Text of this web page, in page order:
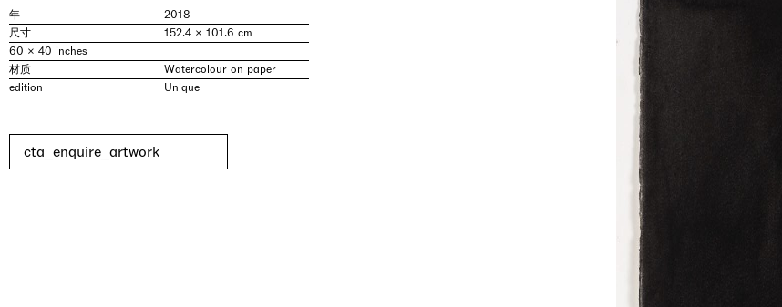
年
2018
尺寸
152.4 × 101.6 cm
60 × 40 inches
材质
Watercolour on paper
edition
Unique
cta_enquire_artwork